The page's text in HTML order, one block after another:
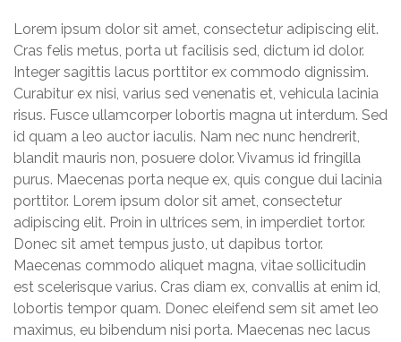
Lorem ipsum dolor sit amet, consectetur adipiscing elit.
Cras felis metus, porta ut facilisis sed, dictum id dolor.
Integer sagittis lacus porttitor ex commodo dignissim.
Curabitur ex nisi, varius sed venenatis et, vehicula lacinia
risus. Fusce ullamcorper lobortis magna ut interdum. Sed
id quam a leo auctor iaculis. Nam nec nunc hendrerit,
blandit mauris non, posuere dolor. Vivamus id fringilla
purus. Maecenas porta neque ex, quis congue dui lacinia
porttitor. Lorem ipsum dolor sit amet, consectetur
adipiscing elit. Proin in ultrices sem, in imperdiet tortor.
Donec sit amet tempus justo, ut dapibus tortor.
Maecenas commodo aliquet magna, vitae sollicitudin
est scelerisque varius. Cras diam ex, convallis at enim id,
lobortis tempor quam. Donec eleifend sem sit amet leo
maximus, eu bibendum nisi porta. Maecenas nec lacus